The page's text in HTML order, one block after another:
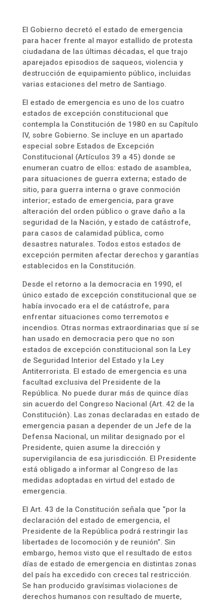
El Gobierno decretó el estado de emergencia
para hacer frente al mayor estallido de protesta
ciudadana de las últimas décadas, el que trajo
aparejados episodios de saqueos, violencia y
destrucción de equipamiento público, incluidas
varias estaciones del metro de Santiago.
El estado de emergencia es uno de los cuatro
estados de excepción constitucional que
contempla la Constitución de 1980 en su Capítulo
IV, sobre Gobierno. Se incluye en un apartado
especial sobre Estados de Excepción
Constitucional (Artículos 39 a 45) donde se
enumeran cuatro de ellos: estado de asamblea,
para situaciones de guerra externa; estado de
sitio, para guerra interna o grave conmoción
interior; estado de emergencia, para grave
alteración del orden público o grave daño a la
seguridad de la Nación, y estado de catástrofe,
para casos de calamidad pública, como
desastres naturales. Todos estos estados de
excepción permiten afectar derechos y garantías
establecidos en la Constitución.
Desde el retorno a la democracia en 1990, el
único estado de excepción constitucional que se
había invocado era el de catástrofe, para
enfrentar situaciones como terremotos e
incendios. Otras normas extraordinarias que sí se
han usado en democracia pero que no son
estados de excepción constitucional son la Ley
de Seguridad Interior del Estado y la Ley
Antiterrorista. El estado de emergencia es una
facultad exclusiva del Presidente de la
República. No puede durar más de quince días
sin acuerdo del Congreso Nacional (Art. 42 de la
Constitución). Las zonas declaradas en estado de
emergencia pasan a depender de un Jefe de la
Defensa Nacional, un militar designado por el
Presidente, quien asume la dirección y
supervigilancia de esa jurisdicción. El Presidente
está obligado a informar al Congreso de las
medidas adoptadas en virtud del estado de
emergencia.
El Art. 43 de la Constitución señala que “por la
declaración del estado de emergencia, el
Presidente de la República podrá restringir las
libertades de locomoción y de reunión”. Sin
embargo, hemos visto que el resultado de estos
días de estado de emergencia en distintas zonas
del país ha excedido con creces tal restricción.
Se han producido gravísimas violaciones de
derechos humanos con resultado de muerte,